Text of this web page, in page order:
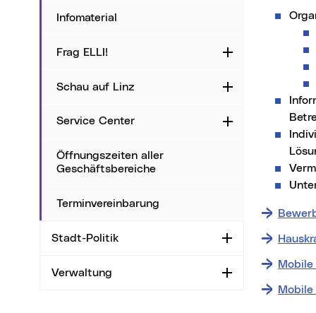
Infomaterial
Frag ELLI! Aufklappen
Schau auf Linz Aufklappen
Service Center Aufklappen
Öffnungszeiten aller
Geschäftsbereiche
Terminvereinbarung
Stadt-Politik Aufklappen
Verwaltung Aufklappen
Mobile